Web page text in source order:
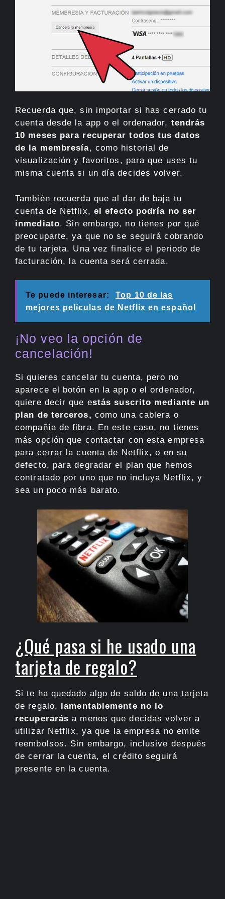
Recuerda que, sin importar si has cerrado tu
cuenta desde la app o el ordenador, tendrás
10 meses para recuperar todos tus datos
de la membresía, como historial de
visualización y favoritos, para que uses tu
misma cuenta si un día decides volver.
También recuerda que al dar de baja tu
cuenta de Netflix, el efecto podría no ser
inmediato. Sin embargo, no tienes por qué
preocuparte, ya que no se seguirá cobrando
de tu tarjeta. Una vez finalice el periodo de
facturación, la cuenta será cerrada.
Te puede interesar:
Top 10 de las
mejores películas de Netflix en español
¡No veo la opción de
cancelación!
Si quieres cancelar tu cuenta, pero no
aparece el botón en la app o el ordenador,
quiere decir que estás suscrito mediante un
plan de terceros, como una cablera o
compañía de fibra. En este caso, no tienes
más opción que contactar con esta empresa
para cerrar la cuenta de Netflix, o en su
defecto, para degradar el plan que hemos
contratado por uno que no incluya Netflix, y
sea un poco más barato.
¿Qué pasa si he usado una
tarjeta de regalo?
Si te ha quedado algo de saldo de una tarjeta
de regalo,
lamentablemente no lo
recuperarás a menos que decidas volver a
utilizar Netflix, ya que la empresa no emite
reembolsos. Sin embargo, inclusive después
de cerrar la cuenta, el crédito seguirá
presente en la cuenta.